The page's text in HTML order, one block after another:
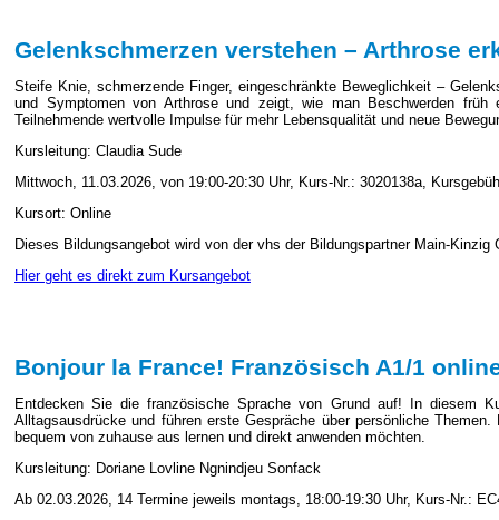
Gelenkschmerzen verstehen – Arthrose
Steife Knie, schmerzende Finger, eingeschränkte Beweglichkeit –
und Symptomen von Arthrose und zeigt, wie man Beschwerden
Teilnehmende wertvolle Impulse für mehr Lebensqualität und neue
Kursleitung: Claudia Sude
Mittwoch, 11.03.2026, von 19:00-20:30 Uhr, Kurs-Nr.: 3020138a,
Kursort: Online
Dieses Bildungsangebot wird von der vhs der Bildungspartner Main-Kinzig
Hier geht es direkt zum Kursangebot
Bonjour la France! Französisch A1/1
Entdecken Sie die französische Sprache von Grund auf! In diesem
Alltagsausdrücke und führen erste Gespräche über persönliche
bequem von zuhause aus lernen und direkt anwenden möchten.
Kursleitung: Doriane Lovline Ngnindjeu Sonfack
Ab 02.03.2026, 14 Termine jeweils montags, 18:00-19:30 Uhr, Kurs-Nr.: